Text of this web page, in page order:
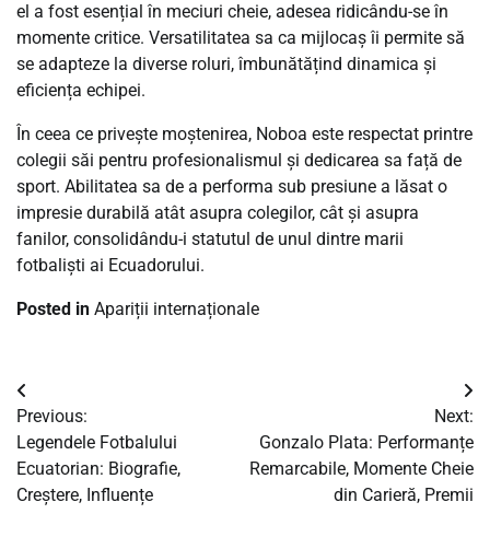
el a fost esențial în meciuri cheie, adesea ridicându-se în
momente critice. Versatilitatea sa ca mijlocaș îi permite să
se adapteze la diverse roluri, îmbunătățind dinamica și
eficiența echipei.
În ceea ce privește moștenirea, Noboa este respectat printre
colegii săi pentru profesionalismul și dedicarea sa față de
sport. Abilitatea sa de a performa sub presiune a lăsat o
impresie durabilă atât asupra colegilor, cât și asupra
fanilor, consolidându-i statutul de unul dintre marii
fotbaliști ai Ecuadorului.
Posted in Apariții internaționale
Post
navigation
Previous:
Legendele Fotbalului
Ecuatorian: Biografie,
Creștere, Influențe
Next:
Gonzalo Plata: Performanțe
Remarcabile, Momente Cheie
din Carieră, Premii